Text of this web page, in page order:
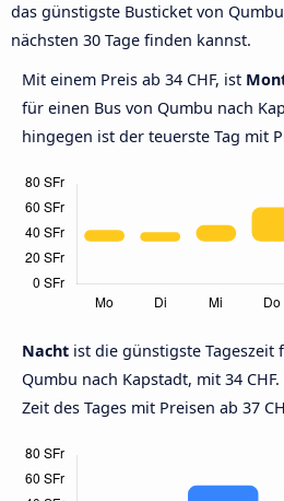
das günstigste Busticket von
nächsten 30 Tage finden kannst.
Mit einem Preis ab 34 CHF, ist
für einen Bus von Qumbu nach
hingegen ist der teuerste Tag mit
Nacht ist die günstigste Tageszeit
Qumbu nach Kapstadt, mit 34 CHF.
Zeit des Tages mit Preisen ab 37